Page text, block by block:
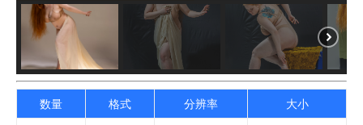
数量 格式 分辨率 大小